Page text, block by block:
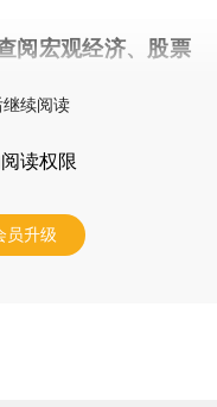
阅宏观经济、股票
继续阅读
读权限
员升级